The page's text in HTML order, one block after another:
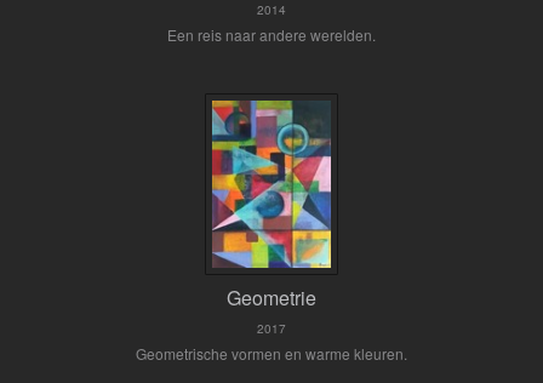
2014
Een reis naar andere werelden.
Geometrie
2017
Geometrische vormen en warme kleuren.